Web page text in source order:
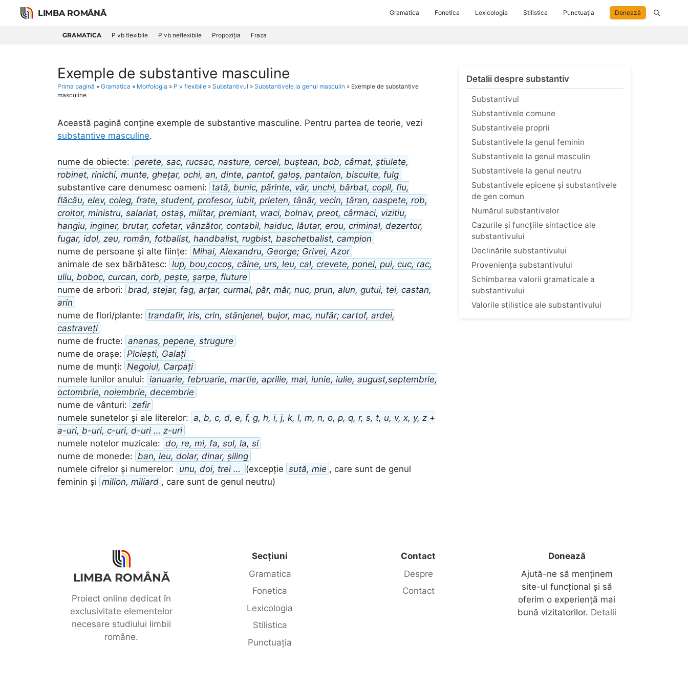
LIMBA ROMÂNĂ Gramatica Fonetica Lexicologia Stilistica Punctuația Donează
GRAMATICA P vb flexibile P vb neflexibile Propoziția Fraza
Exemple de substantive masculine
Prima pagină » Gramatica » Morfologia » P v flexibile » Substantivul » Substantivele la genul masculin » Exemple de substantive
masculine
Această pagină conține exemple de substantive masculine. Pentru partea de teorie, vezi
substantive masculine.
nume de obiecte: perete, sac, rucsac, nasture, cercel, buștean, bob, cârnat, știulete,
robinet, rinichi, munte, ghețar, ochi, an, dinte, pantof, galoș, pantalon, biscuite, fulg
substantive care denumesc oameni: tată, bunic, părinte, văr, unchi, bărbat, copil, fiu,
flăcău, elev, coleg, frate, student, profesor, iubit, prieten, tânăr, vecin, țăran, oaspete, rob,
croitor, ministru, salariat, ostaș, militar, premiant, vraci, bolnav, preot, cârmaci, vizitiu,
hangiu, inginer, brutar, cofetar, vânzător, contabil, haiduc, lăutar, erou, criminal, dezertor,
fugar, idol, zeu, român, fotbalist, handbalist, rugbist, baschetbalist, campion
nume de persoane și alte ființe: Mihai, Alexandru, George; Grivei, Azor
animale de sex bărbătesc: lup, bou,cocoș, câine, urs, leu, cal, crevete, ponei, pui, cuc, rac,
uliu, boboc, curcan, corb, pește, șarpe, fluture
nume de arbori: brad, stejar, fag, arțar, curmal, păr, măr, nuc, prun, alun, gutui, tei, castan,
arin
nume de flori/plante: trandafir, iris, crin, stânjenel, bujor, mac, nufăr; cartof, ardei,
castraveți
nume de fructe: ananas, pepene, strugure
nume de orașe: Ploiești, Galați
nume de munți: Negoiul, Carpați
numele lunilor anului: ianuarie, februarie, martie, aprilie, mai, iunie, iulie, august,septembrie,
octombrie, noiembrie, decembrie
nume de vânturi: zefir
numele sunetelor și ale literelor: a, b, c, d, e, f, g, h, i, j, k, l, m, n, o, p, q, r, s, t, u, v, x, y, z +
a-uri, b-uri, c-uri, d-uri … z-uri
numele notelor muzicale: do, re, mi, fa, sol, la, si
nume de monede: ban, leu, dolar, dinar, șiling
numele cifrelor și numerelor: unu, doi, trei … (excepție sută, mie , care sunt de genul
feminin și milion, miliard , care sunt de genul neutru)
Detalii despre substantiv
Substantivul
Substantivele comune
Substantivele proprii
Substantivele la genul feminin
Substantivele la genul masculin
Substantivele la genul neutru
Substantivele epicene și substantivele
de gen comun
Numărul substantivelor
Cazurile și funcțiile sintactice ale
substantivului
Declinările substantivului
Proveniența substantivului
Schimbarea valorii gramaticale a
substantivului
Valorile stilistice ale substantivului
LIMBA ROMÂNĂ
Proiect online dedicat în
exclusivitate elementelor
necesare studiului limbii
române.
Secțiuni
Gramatica
Fonetica
Lexicologia
Stilistica
Punctuația
Contact
Despre
Contact
Donează
Ajută-ne să menținem
site-ul funcțional și să
oferim o experiență mai
bună vizitatorilor. Detalii